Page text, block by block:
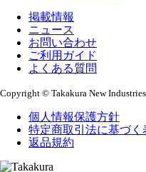
掲載情報
ニュース
お問い合わせ
ご利用ガイド
よくある質問
Copyright © Takakura New
個人情報保護方針
特定商取引法に基づく
返品規約